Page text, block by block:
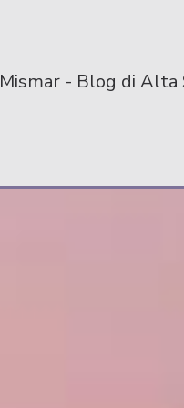
Mismar - Blog di Alta